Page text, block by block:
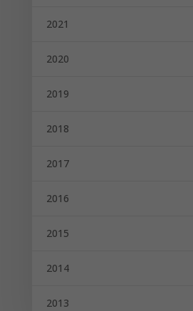
2021
2020
2019
2018
2017
2016
2015
2014
2013